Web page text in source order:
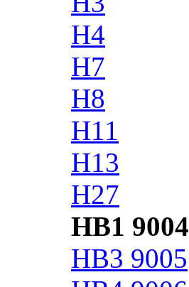
H4
H7
H8
H11
H13
H27
HB1 9004
HB3 9005